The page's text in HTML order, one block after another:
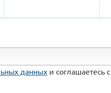
данных и соглашаетесь